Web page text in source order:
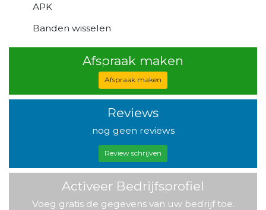
APK
Banden wisselen
Afspraak maken
Afspraak maken
Reviews
nog geen reviews
Review schrijven
Activeer Bedrijfsprofiel
Voeg gratis de gegevens van uw bedrijf toe.